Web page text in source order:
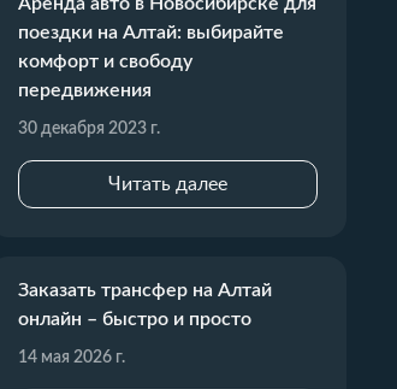
поездки на Алтай: выбирайте
комфорт и свободу
передвижения
30 декабря 2023 г.
Читать далее
Заказать трансфер на Алтай
онлайн – быстро и просто
14 мая 2026 г.